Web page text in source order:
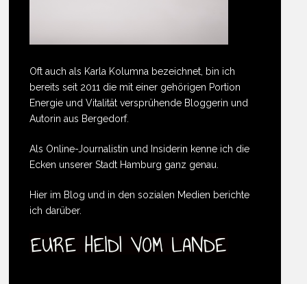
Oft auch als Karla Kolumna bezeichnet, bin ich
bereits seit 2011 die mit einer gehörigen Portion
Energie und Vitalität versprühende Bloggerin und
Autorin aus Bergedorf.
Als Online-Journalistin und Insiderin kenne ich die
Ecken unserer Stadt Hamburg ganz genau.
Hier im Blog und in den sozialen Medien berichte
ich darüber.